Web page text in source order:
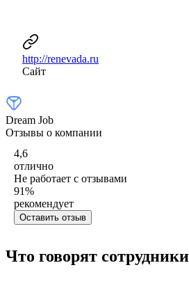
http://renevada.ru
Сайт
Dream Job
Отзывы о компании
4,6
отлично
Не работает с отзывами
91%
рекомендует
Оставить отзыв
Что говорят сотрудники